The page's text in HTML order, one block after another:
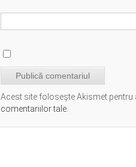
Acest site folosește Akismet pentru
comentariilor tale